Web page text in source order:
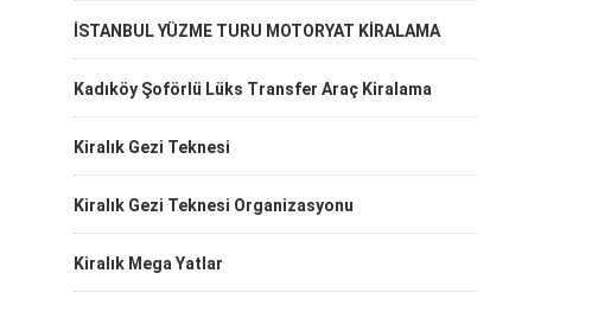
İSTANBUL YÜZME TURU MOTORYAT KİRALAMA
Kadıköy Şoförlü Lüks Transfer Araç Kiralama
Kiralık Gezi Teknesi
Kiralık Gezi Teknesi Organizasyonu
Kiralık Mega Yatlar